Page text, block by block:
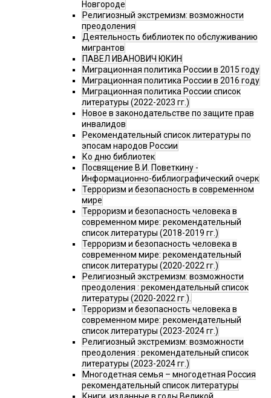
Новгороде
Религиозный экстремизм: возможности
преодоления
Деятельность библиотек по обслуживанию
мигрантов
ПАВЕЛ ИВАНОВИЧ ЮКИН
Миграционная политика России в 2015 году
Миграционная политика России в 2016 году
Миграционная политика России список
литературы (2022-2023 гг.)
Новое в законодательстве по защите прав
инвалидов
Рекомендательный список литературы по
эпосам народов России
Ко дню библиотек
Посвящение В.И. Поветкину -
Информационно-библиографический очерк
Терроризм и безопасность в современном
мире
Терроризм и безопасность человека в
современном мире: рекомендательный
список литературы (2018-2019 гг.)
Терроризм и безопасность человека в
современном мире: рекомендательный
список литературы (2020-2022 гг.)
Религиозный экстремизм: возможности
преодоления : рекомендательный список
литературы (2020-2022 гг.).
Терроризм и безопасность человека в
современном мире: рекомендательный
список литературы (2023-2024 гг.)
Религиозный экстремизм: возможности
преодоления : рекомендательный список
литературы (2023-2024 гг.)
Многодетная семья – многодетная Россия
рекомендательный список литературы